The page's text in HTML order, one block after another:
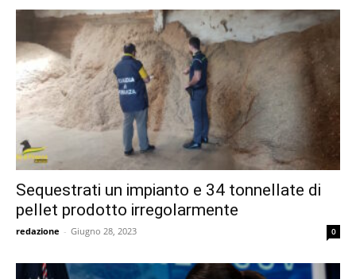
Sequestrati un impianto e 34 tonnellate di
pellet prodotto irregolarmente
redazione - Giugno 28, 2023 0